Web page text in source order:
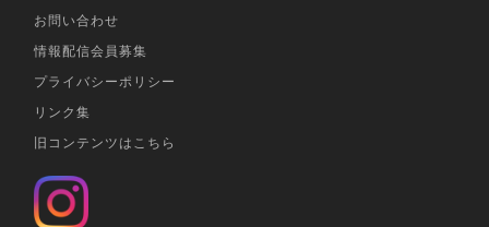
お問い合わせ
情報配信会員募集
プライバシーポリシー
リンク集
旧コンテンツはこちら